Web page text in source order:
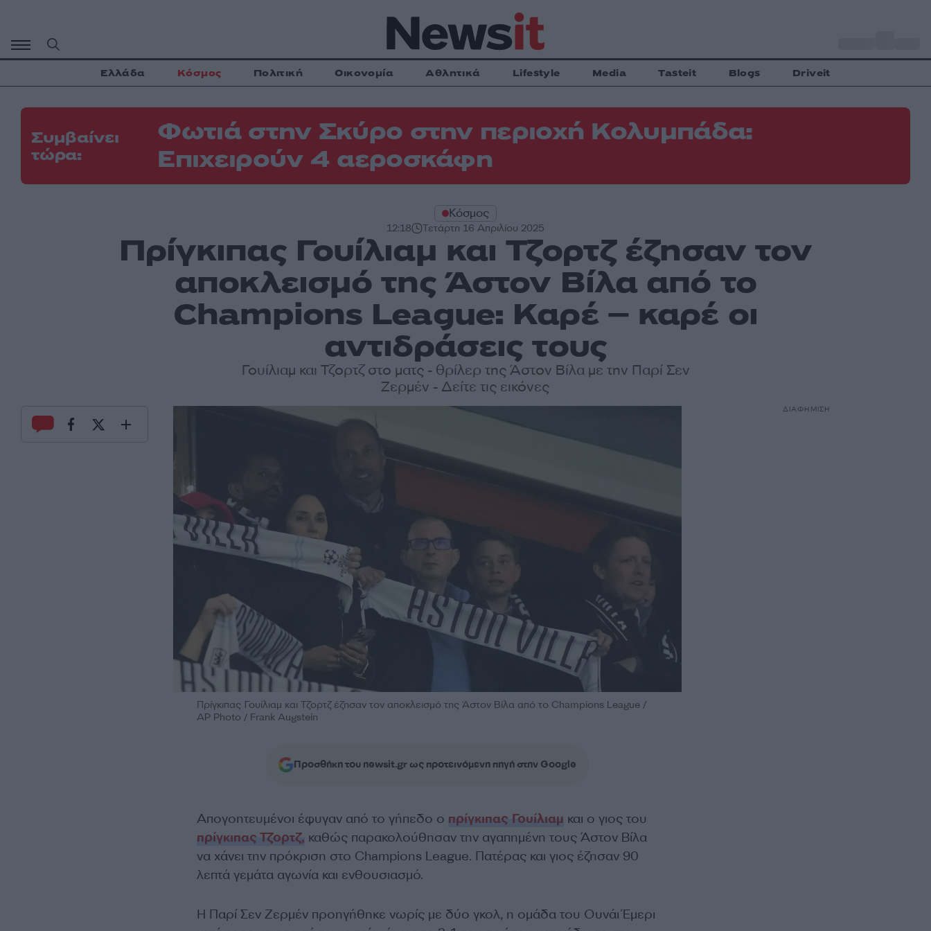
περιεχόμενο
Ελλάδα Κόσμος Πολιτική Οικονομία Αθλητικά Lifestyle Media Tasteit Blogs Driveit
Συμβαίνει
τώρα:
Φωτιά στην Σκύρο στην περιοχή Κολυμπάδα:
Επιχειρούν 4 αεροσκάφη
Κόσμος
12:18 Τετάρτη 16 Απριλίου 2025
Πρίγκιπας Γουίλιαμ και Τζορτζ έζησαν τον
αποκλεισμό της Άστον Βίλα από το
Champions League: Καρέ – καρέ οι
αντιδράσεις τους
Γουίλιαμ και Τζορτζ στο ματς - θρίλερ της Άστον Βίλα με την Παρί Σεν
Ζερμέν - Δείτε τις εικόνες
Πρίγκιπας Γουίλιαμ και Τζορτζ έζησαν τον αποκλεισμό της Άστον Βίλα από το Champions League /
AP Photo / Frank Augstein
Προσθήκη του newsit.gr ως προτεινόμενη πηγή στην Google
Απογοητευμένοι έφυγαν από το γήπεδο ο πρίγκιπας Γουίλιαμ και ο γιος του
πρίγκιπας Τζορτζ, καθώς παρακολούθησαν την αγαπημένη τους Άστον Βίλα
να χάνει την πρόκριση στο Champions League. Πατέρας και γιος έζησαν 90
λεπτά γεμάτα αγωνία και ενθουσιασμό.
Η Παρί Σεν Ζερμέν προηγήθηκε νωρίς με δύο γκολ, η ομάδα του Ουνάι Έμερι
ΔΙΑΦΗΜΙΣΗ